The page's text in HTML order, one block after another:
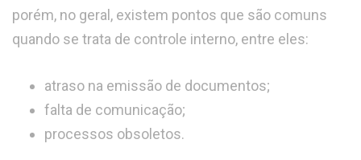
porém, no geral, existem pontos que são comuns
quando se trata de controle interno, entre eles:
atraso na emissão de documentos;
falta de comunicação;
processos obsoletos.